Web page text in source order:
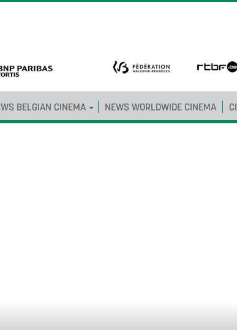
BELGIAN CINEMA NEWS WORLDWIDE CINEMA